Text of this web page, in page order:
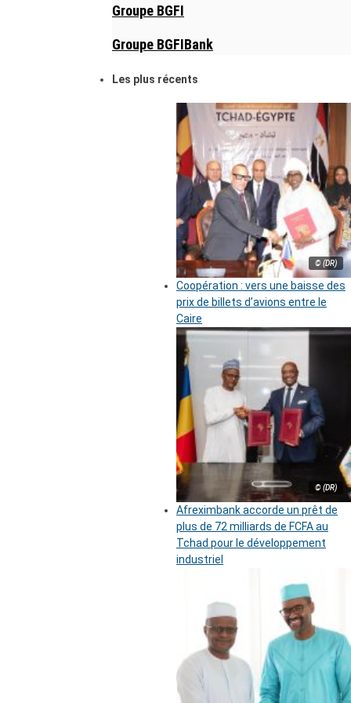
Groupe BGFI
Groupe BGFIBank
Les plus récents
© (DR)
Coopération : vers une baisse des
prix de billets d’avions entre le
Caire
© (DR)
Afreximbank accorde un prêt de
plus de 72 milliards de FCFA au
Tchad pour le développement
industriel